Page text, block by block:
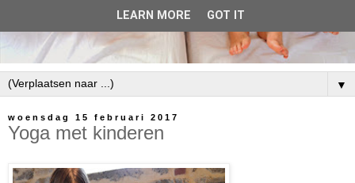
▼
woensdag 15 februari 2017
Yoga met kinderen
LEARN MORE GOT IT